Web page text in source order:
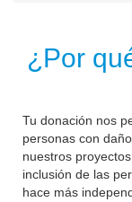
¿Por
Tu donación nos
personas con
nuestros
inclusión de las
hace más